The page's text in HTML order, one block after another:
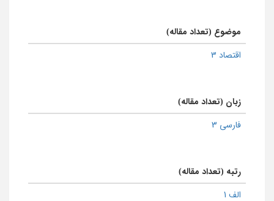
موضوع (تعداد مقاله)
اقتصاد 3
زبان (تعداد مقاله)
فارسی 3
رتبه (تعداد مقاله)
الف 1